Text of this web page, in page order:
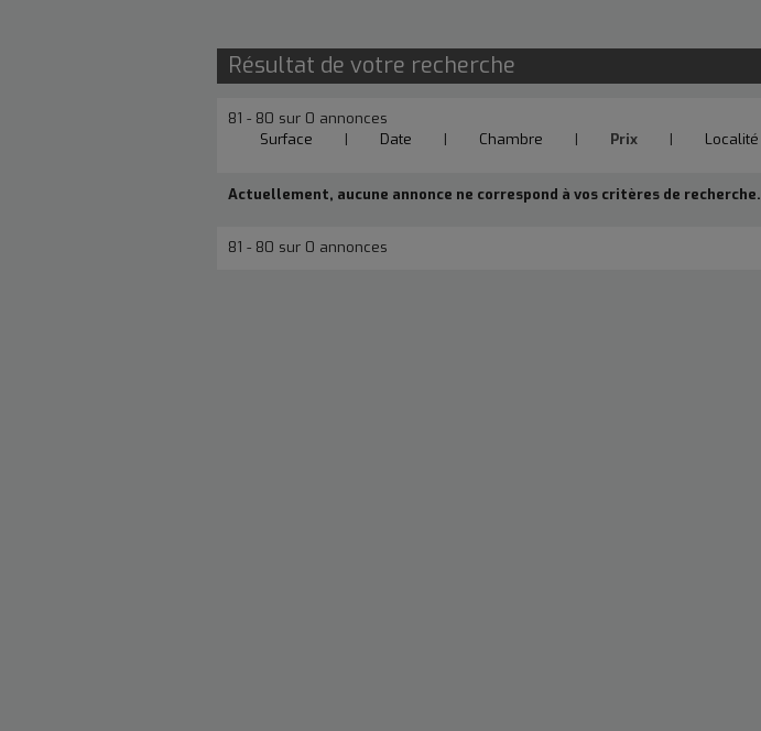
Résultat de votre recherche
81 - 80 sur 0 annonces
Surface
| Date | Chambre | Prix | Localité
Actuellement, aucune annonce ne correspond à vos critères de recherche.
81 - 80 sur 0 annonces